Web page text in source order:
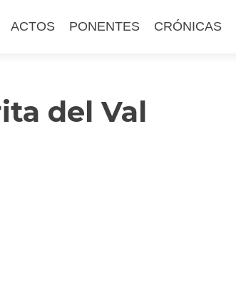
ACTOS PONENTES CRÓNICAS
del Val